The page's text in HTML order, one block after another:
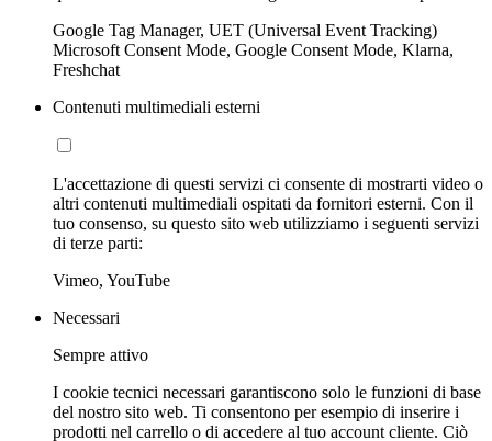
Google Tag Manager, UET (Universal Event Tracking)
Microsoft Consent Mode, Google Consent Mode, Klarna,
Freshchat
Contenuti multimediali esterni
L'accettazione di questi servizi ci consente di mostrarti video o
altri contenuti multimediali ospitati da fornitori esterni. Con il
tuo consenso, su questo sito web utilizziamo i seguenti servizi
di terze parti:
Vimeo, YouTube
Necessari
Sempre attivo
I cookie tecnici necessari garantiscono solo le funzioni di base
del nostro sito web. Ti consentono per esempio di inserire i
prodotti nel carrello o di accedere al tuo account cliente. Ciò